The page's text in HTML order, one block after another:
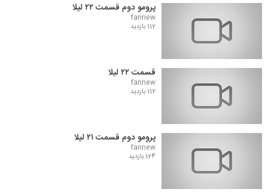
پرومو دوم قسمت ۲۲ لیلا
fannew
112 بازدید
قسمت ۲۲ لیلا
fannew
112 بازدید
پرومو دوم قسمت ۲۱ لیلا
fannew
124 بازدید